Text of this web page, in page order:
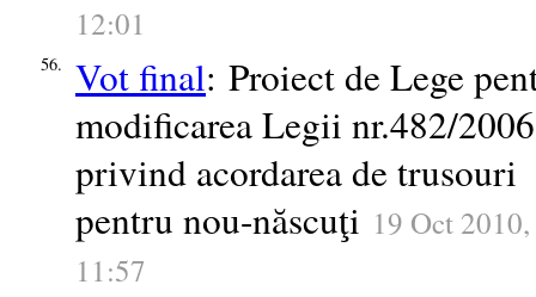
12:01
56. Vot final: Proiect de Lege
modificarea Legii nr.482/2006
privind acordarea de trusouri
pentru nou-născuţi 19 Oct 2010,
11:57